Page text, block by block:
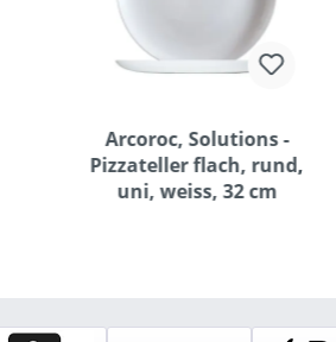
Arcoroc, Solutions -
Pizzateller flach, rund,
uni, weiss, 32 cm